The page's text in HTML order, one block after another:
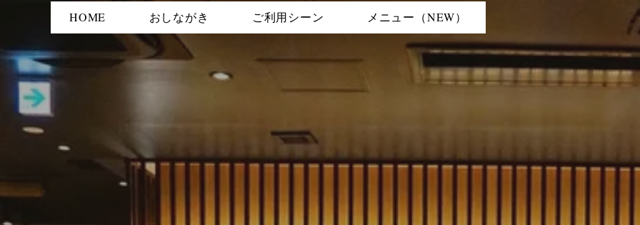
HOME おしながき ご利用シーン メニュー（NEW）